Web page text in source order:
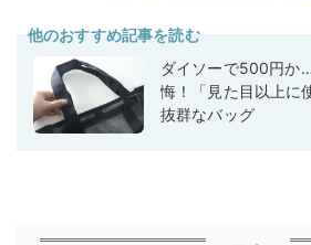
他のおすすめ記事を読む
ダイソーで500円か
悔！「見た目以上に
抜群なバッグ